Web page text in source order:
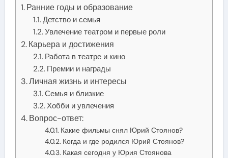
Ранние годы и образование
Детство и семья
Увлечение театром и первые роли
Карьера и достижения
Работа в театре и кино
Премии и награды
Личная жизнь и интересы
Семья и близкие
Хобби и увлечения
Вопрос-ответ:
Какие фильмы снял Юрий Стоянов?
Когда и где родился Юрий Стоянов?
Какая сегодня у Юрия Стоянова